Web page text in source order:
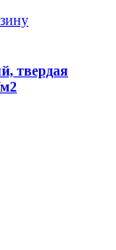
твердая